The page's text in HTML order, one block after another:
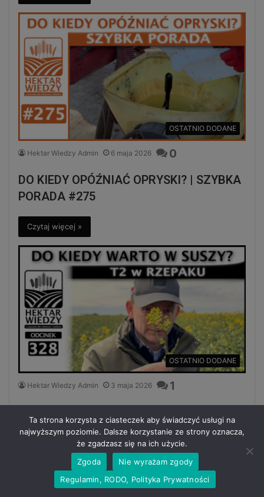
OSTATNIO DODANE
Hektar Wiedzy Admin 6 maja 2026 0
DO KIEDY OPÓŹNIAĆ OPRYSKI? | SZYBKA
PORADA #275
Czytaj więcej »
OSTATNIO DODANE
Hektar Wiedzy Admin 3 maja 2026 1
RZEPAKU. | ODCINEK 328
Czytaj więcej »
Ta strona korzysta z ciasteczek aby świadczyć usługi na
najwyższym poziomie. Dalsze korzystanie ze strony oznacza,
że zgadzasz się na ich użycie.
Zgoda
Nie wyrażam zgody
Regulamin, RODO, Polityka Prywatności